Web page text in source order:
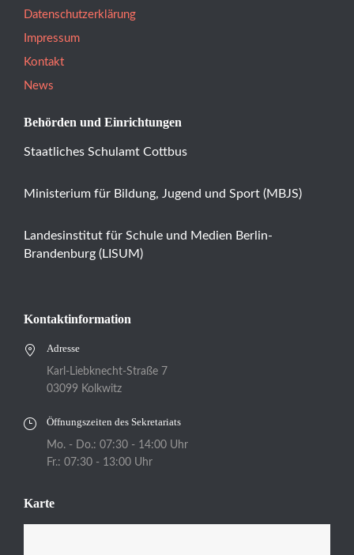
Datenschutzerklärung
Impressum
Kontakt
News
Behörden und Einrichtungen
Staatliches Schulamt Cottbus
Ministerium für Bildung, Jugend und Sport (MBJS)
Landesinstitut für Schule und Medien Berlin-
Brandenburg (LISUM)
Kontaktinformation
Adresse
Karl-Liebknecht-Straße 7
03099 Kolkwitz
Öffnungszeiten des Sekretariats
Mo. - Do.: 07:30 - 14:00 Uhr
Fr.: 07:30 - 13:00 Uhr
Karte